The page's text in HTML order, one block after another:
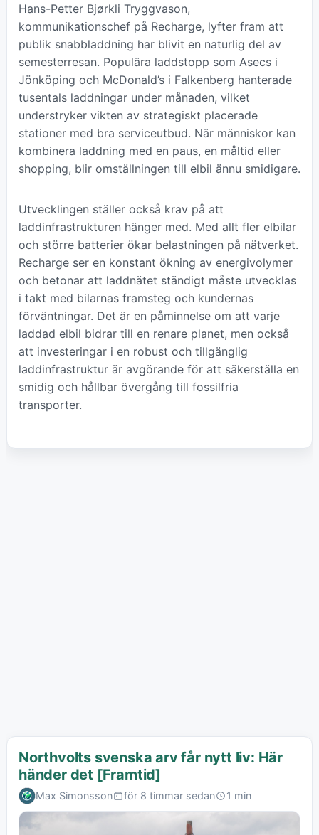
Hans-Petter Bjørkli Tryggvason,
kommunikationschef på Recharge, lyfter fram att
publik snabbladdning har blivit en naturlig del av
semesterresan. Populära laddstopp som Asecs i
Jönköping och McDonald’s i Falkenberg hanterade
tusentals laddningar under månaden, vilket
understryker vikten av strategiskt placerade
stationer med bra serviceutbud. När människor kan
kombinera laddning med en paus, en måltid eller
shopping, blir omställningen till elbil ännu smidigare.
Utvecklingen ställer också krav på att
laddinfrastrukturen hänger med. Med allt fler elbilar
och större batterier ökar belastningen på nätverket.
Recharge ser en konstant ökning av energivolymer
och betonar att laddnätet ständigt måste utvecklas
i takt med bilarnas framsteg och kundernas
förväntningar. Det är en påminnelse om att varje
laddad elbil bidrar till en renare planet, men också
att investeringar i en robust och tillgänglig
laddinfrastruktur är avgörande för att säkerställa en
smidig och hållbar övergång till fossilfria
transporter.
Northvolts svenska arv får nytt liv: Här
händer det [Framtid]
Max Simonsson för 8 timmar sedan 1 min